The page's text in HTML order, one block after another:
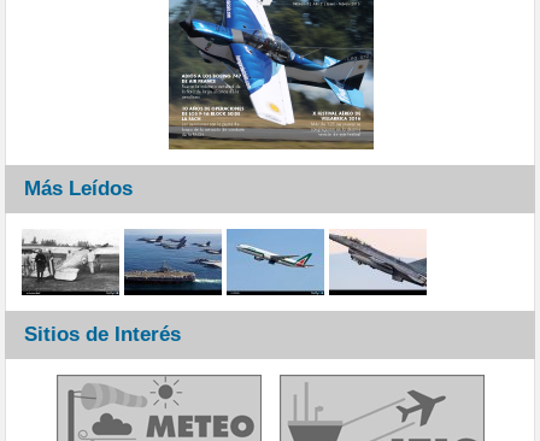
Más Leídos
Sitios de Interés